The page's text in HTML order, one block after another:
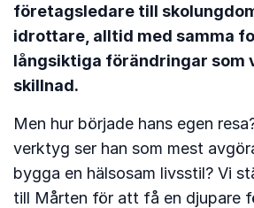
företagsledare till
idrottare, alltid med samma
långsiktiga förändringar som
skillnad.
Men hur började hans egen
verktyg ser han som mest
bygga en hälsosam livsstil? Vi
till Mårten för att få en djupare